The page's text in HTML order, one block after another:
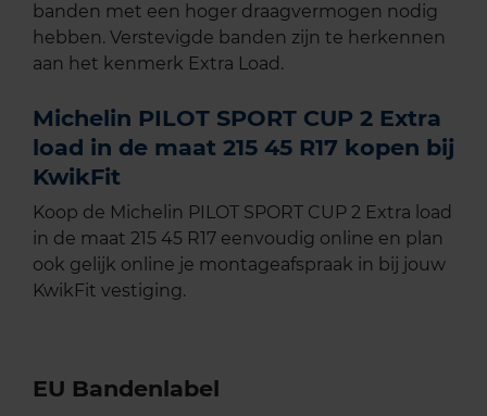
banden met een hoger draagvermogen nodig
hebben. Verstevigde banden zijn te herkennen
aan het kenmerk Extra Load.
Michelin PILOT SPORT CUP 2 Extra
load in de maat 215 45 R17 kopen bij
KwikFit
Koop de Michelin PILOT SPORT CUP 2 Extra load
in de maat 215 45 R17 eenvoudig online en plan
ook gelijk online je montageafspraak in bij jouw
KwikFit vestiging.
EU Bandenlabel